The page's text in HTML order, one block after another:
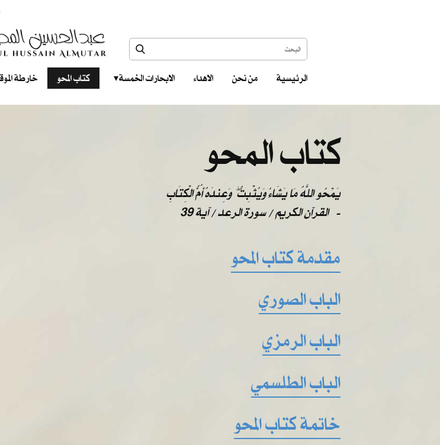
الرئيسية من نحن الاهداء الابحارات الخمسة ‎ ‎ ‎ كتاب المحو خارطة
كتاب المحو
يَمْحُو اللَّهُ مَا يَشَاءُ وَيُثْبِتُ ۖ وَعِندَهُ أُمُّ الْكِتَابِ
القرآن الكريم / سورة الرعد / آية 39 -
مقدمة كتاب المحو
الباب الصوري
الباب الرمزي
الباب الطلسمي
خاتمة كتاب المحو